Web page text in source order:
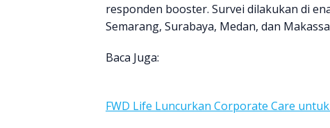
responden booster. Survei dilakukan di
Semarang, Surabaya, Medan, dan
Baca Juga:
FWD Life Luncurkan Corporate Care